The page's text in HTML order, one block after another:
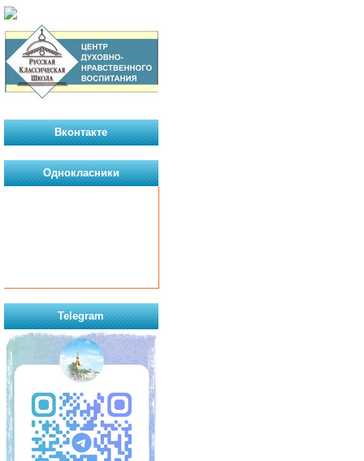
Вконтакте
Однокласники
Telegram